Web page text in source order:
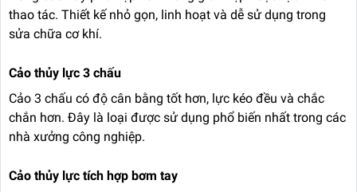
thao tác. Thiết kế nhỏ gọn, linh hoạt và dễ sử dụng trong
sửa chữa cơ khí.
Cảo thủy lực 3 chấu
Cảo 3 chấu có độ cân bằng tốt hơn, lực kéo đều và chắc
chắn hơn. Đây là loại được sử dụng phổ biến nhất trong các
nhà xưởng công nghiệp.
Cảo thủy lực tích hợp bơm tay